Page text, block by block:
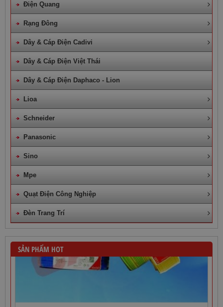
Điện Quang
Rạng Đông
Dây & Cáp Điện Cadivi
Dây & Cáp Điện Việt Thái
Dây & Cáp Điện Daphaco - Lion
Lioa
Schneider
Panasonic
Sino
Mpe
Quạt Điện Công Nghiệp
Đèn Trang Trí
SẢN PHẨM HOT
Dây Cáp Điện 1 Ruột Cadivi CV 4,0
860,000đ